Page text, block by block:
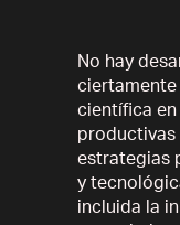
No hay
ciertamente
científica
productivas
estrategias
y
incluida la